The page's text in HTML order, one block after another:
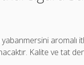
yabanmersini aromalı
Kalite ve tat